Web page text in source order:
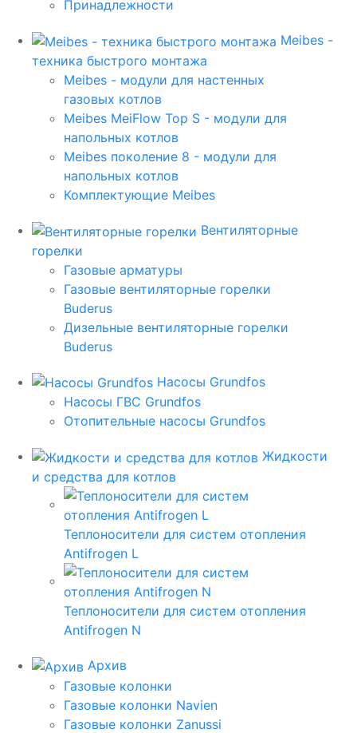
Принадлежности
Meibes -
техника быстрого монтажа
Meibes - модули для настенных
газовых котлов
Meibes MeiFlow Top S - модули для
напольных котлов
Meibes поколение 8 - модули для
напольных котлов
Комплектующие Meibes
Вентиляторные
горелки
Газовые арматуры
Газовые вентиляторные горелки
Buderus
Дизельные вентиляторные горелки
Buderus
Насосы Grundfos
Насосы ГВС Grundfos
Отопительные насосы Grundfos
Жидкости
и средства для котлов
Теплоносители для систем отопления
Antifrogen L
Теплоносители для систем отопления
Antifrogen N
Архив
Газовые колонки
Газовые колонки Navien
Газовые колонки Zanussi